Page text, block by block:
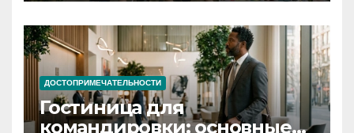
ДОСТОПРИМЕЧАТЕЛЬНОСТИ
Гостиница для
командировки: основные